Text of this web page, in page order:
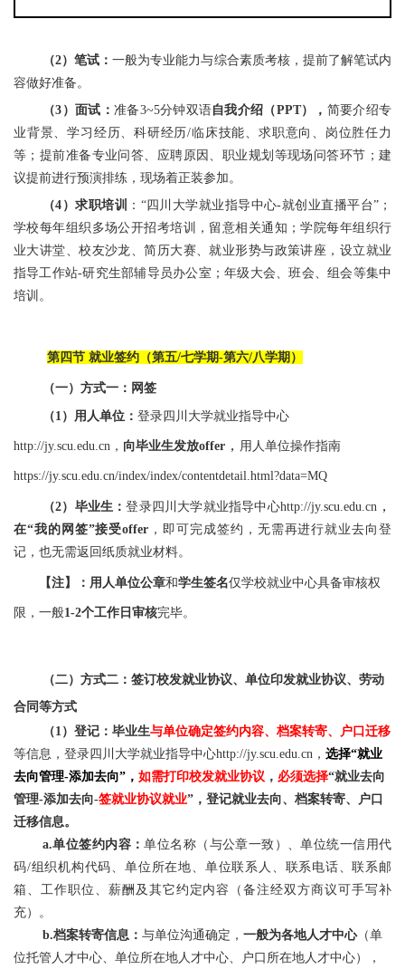
（2）笔试：一般为专业能力与综合素质考核，提前了解笔试内
容做好准备。
（3）面试： 准备3~5分钟双语自我介绍（PPT）， 简要介绍专
业背景、学习经历、科研经历/临床技能、求职意向、岗位胜任力
等；提前准备专业问答、应聘原因、职业规划等现场问答环节；建
议提前进行预演排练，现场着正装参加。
（4）求职培训
：“四川大学就业指导中心-就创业直播平台”；
学校每年组织多场公开招考培训，留意相关通知；学院每年组织行
业大讲堂、校友沙龙、简历大赛、就业形势与政策讲座，设立就业
指导工作站-研究生部辅导员办公室；年级大会、班会、组会等集中
培训。
第四节 就业签约（第五/七学期-第六/八学期）
（一）方式一：网签
（1）用人单位： 登录四川大学就业指导中心
http://jy.scu.edu.cn， 向毕业生发放offer ， 用人单位操作指南
https://jy.scu.edu.cn/index/index/contentdetail.html?data=MQ
（2）毕业生：登录四川大学就业指导中心http://jy.scu.edu.cn ，
在“我的网签”接受offer ，即可完成签约，无需再进行就业去向登
记，也无需返回纸质就业材料。
【注】：用人单位公章和学生签名仅学校就业中心具备审核权
限，一般1-2个工作日审核完毕。
（二）方式二：签订校发就业协议、单位印发就业协议、劳动
合同等方式
（1）登记：毕业生与单位确定签约内容、档案转寄、户口迁移
等信息，登录四川大学就业指导中心http://jy.scu.edu.cn， 选择“就业
去向管理-添加去向” ， 如需打印校发就业协议 ， 必须选择“就业去向
管理-添加去向-签就业协议就业”， 登记就业去向、档案转寄、户口
迁移信息。
a.单位签约内容：单位名称（与公章一致）、单位统一信用代
码/组织机构代码、单位所在地、单位联系人、联系电话、联系邮
箱、工作职位、薪酬及其它约定内容（备注经双方商议可手写补
充）。
b.档案转寄信息： 与单位沟通确定， 一般为各地人才中心（单
位托管人才中心、单位所在地人才中心、户口所在地人才中心），